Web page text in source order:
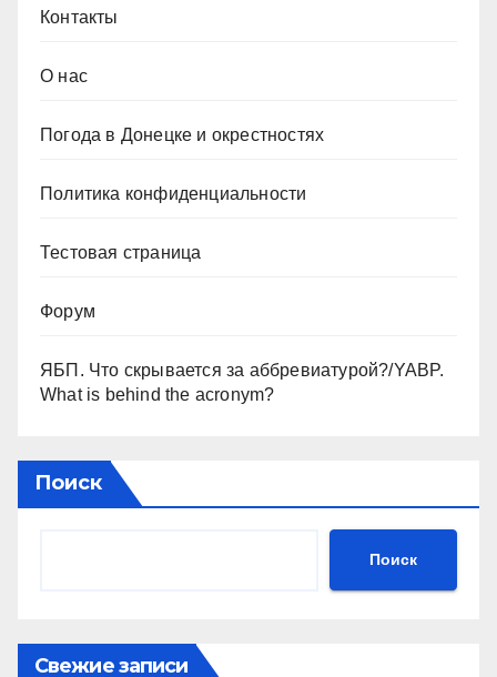
Контакты
О нас
Погода в Донецке и окрестностях
Политика конфиденциальности
Тестовая страница
Форум
ЯБП. Что скрывается за аббревиатурой?/YABP.
What is behind the acronym?
Поиск
Поиск
Свежие записи